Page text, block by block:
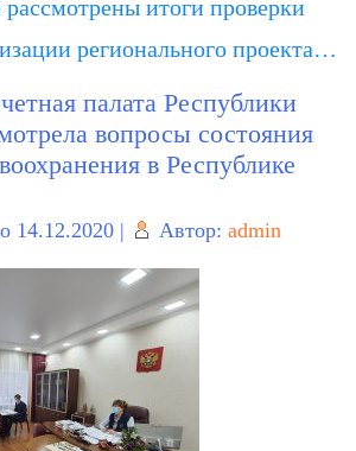
рассмотрены итоги проверки
регионального проекта…
палата Республики
вопросы состояния
в Республике
14.12.2020 | Автор: admin